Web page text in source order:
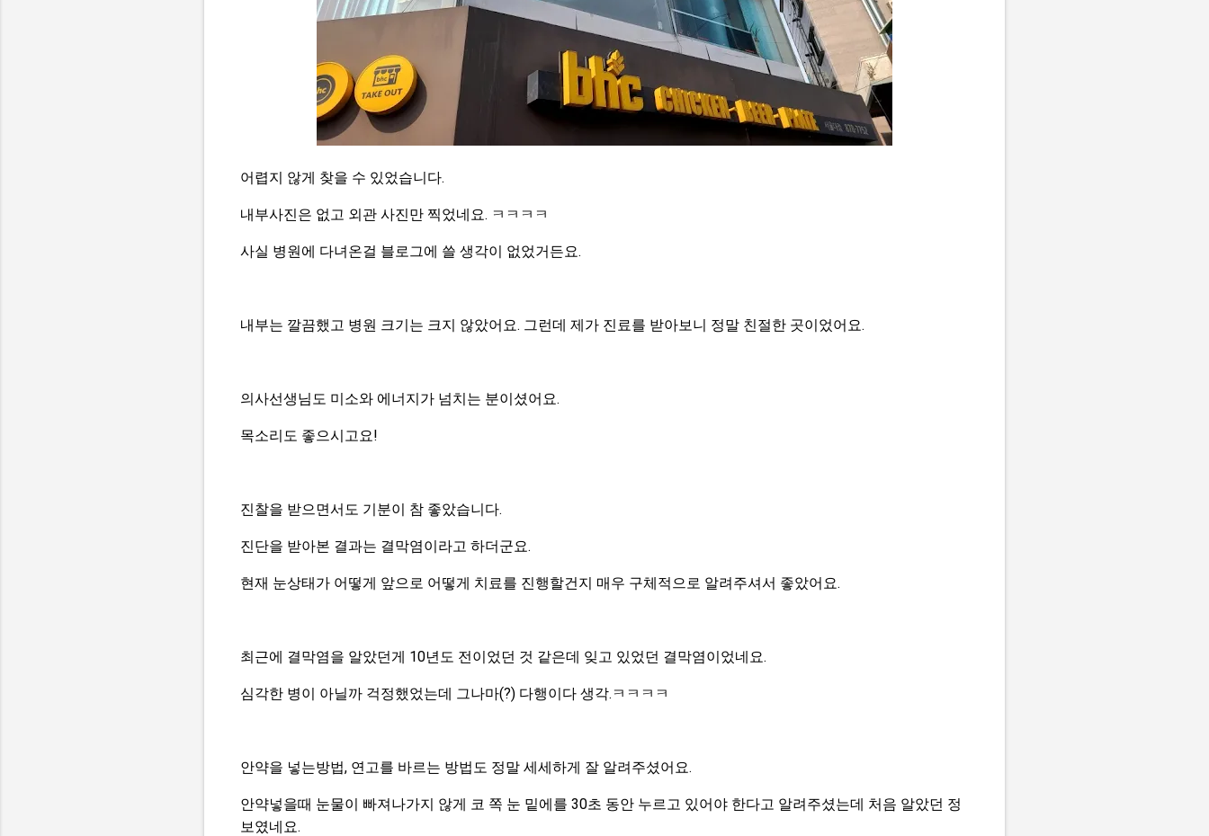
어렵지 않게 찾을 수 있었습니다.
내부사진은 없고 외관 사진만 찍었네요. ㅋㅋㅋㅋ
사실 병원에 다녀온걸 블로그에 쓸 생각이 없었거든요.
내부는 깔끔했고 병원 크기는 크지 않았어요. 그런데 제가 진료를 받아보니 정말 친절한 곳이었어요.
의사선생님도 미소와 에너지가 넘치는 분이셨어요.
목소리도 좋으시고요!
진찰을 받으면서도 기분이 참 좋았습니다.
진단을 받아본 결과는 결막염이라고 하더군요.
현재 눈상태가 어떻게 앞으로 어떻게 치료를 진행할건지 매우 구체적으로 알려주셔서 좋았어요.
최근에 결막염을 알았던게 10년도 전이었던 것 같은데 잊고 있었던 결막염이었네요.
심각한 병이 아닐까 걱정했었는데 그나마(?) 다행이다 생각.ㅋㅋㅋㅋ
안약을 넣는방법, 연고를 바르는 방법도 정말 세세하게 잘 알려주셨어요.
안약넣을때 눈물이 빠져나가지 않게 코 쪽 눈 밑에를 30초 동안 누르고 있어야 한다고 알려주셨는데 처음 알았던 정
보였네요.